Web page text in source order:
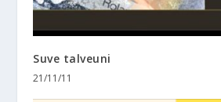
Suve talveuni
21/11/11